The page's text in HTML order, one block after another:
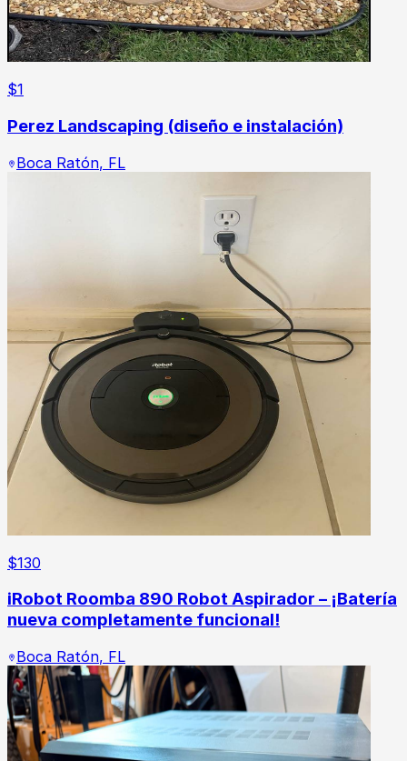
$1
Perez Landscaping (diseño e instalación)
Boca Ratón, FL
$130
iRobot Roomba 890 Robot Aspirador – ¡Batería
nueva completamente funcional!
Boca Ratón, FL